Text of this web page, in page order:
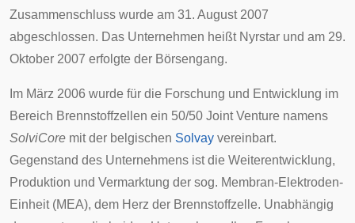
Zusammenschluss wurde am 31. August 2007
abgeschlossen. Das Unternehmen heißt Nyrstar und am 29.
Oktober 2007 erfolgte der Börsengang.
Im März 2006 wurde für die Forschung und Entwicklung im
Bereich Brennstoffzellen ein 50/50 Joint Venture namens
SolviCore mit der belgischen Solvay vereinbart.
Gegenstand des Unternehmens ist die Weiterentwicklung,
Produktion und Vermarktung der sog. Membran-Elektroden-
Einheit (MEA), dem Herz der Brennstoffzelle. Unabhängig